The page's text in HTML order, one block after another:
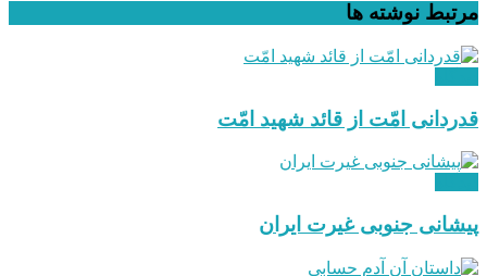
مرتبط نوشته ها
قدردانی امّت از قائد شهید امّت
پیشانی جنوبی غیرت ایران